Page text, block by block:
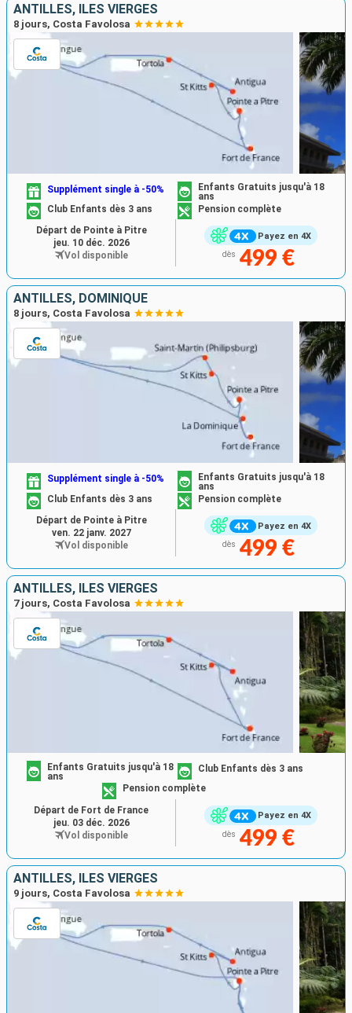
ANTILLES, ILES VIERGES
8 jours, Costa Favolosa
Payez en 4X
Supplément single à -50%
Enfants Gratuits jusqu'à 18
ans
Club Enfants dès 3 ans
Pension complète
dès 499 €
Départ de Pointe à Pitre
jeu. 10 déc. 2026
Vol disponible
ANTILLES, DOMINIQUE
8 jours, Costa Favolosa
Payez en 4X
Supplément single à -50%
Enfants Gratuits jusqu'à 18
ans
Club Enfants dès 3 ans
Pension complète
dès 499 €
Départ de Pointe à Pitre
ven. 22 janv. 2027
Vol disponible
ANTILLES, ILES VIERGES
7 jours, Costa Favolosa
Payez en 4X
Enfants Gratuits jusqu'à 18
ans
Club Enfants dès 3 ans
Pension complète
dès 499 €
Départ de Fort de France
jeu. 03 déc. 2026
Vol disponible
ANTILLES, ILES VIERGES
9 jours, Costa Favolosa